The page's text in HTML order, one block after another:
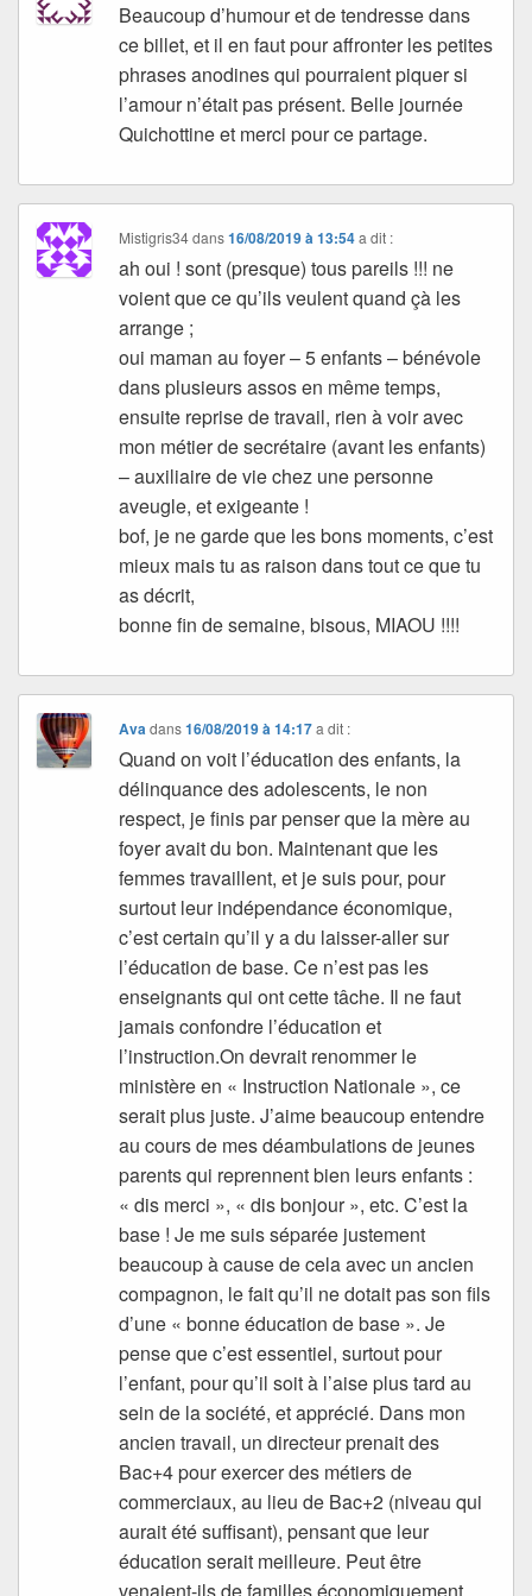
Beaucoup d’humour et de tendresse dans
ce billet, et il en faut pour affronter les petites
phrases anodines qui pourraient piquer si
l’amour n’était pas présent. Belle journée
Quichottine et merci pour ce partage.
Mistigris34dans16/08/2019 à 13:54 a dit :
ah oui ! sont (presque) tous pareils !!! ne
voient que ce qu’ils veulent quand çà les
arrange ;
oui maman au foyer – 5 enfants – bénévole
dans plusieurs assos en même temps,
ensuite reprise de travail, rien à voir avec
mon métier de secrétaire (avant les enfants)
– auxiliaire de vie chez une personne
aveugle, et exigeante !
bof, je ne garde que les bons moments, c’est
mieux mais tu as raison dans tout ce que tu
as décrit,
bonne fin de semaine, bisous, MIAOU !!!!
Avadans16/08/2019 à 14:17 a dit :
Quand on voit l’éducation des enfants, la
délinquance des adolescents, le non
respect, je finis par penser que la mère au
foyer avait du bon. Maintenant que les
femmes travaillent, et je suis pour, pour
surtout leur indépendance économique,
c’est certain qu’il y a du laisser-aller sur
l’éducation de base. Ce n’est pas les
enseignants qui ont cette tâche. Il ne faut
jamais confondre l’éducation et
l’instruction.On devrait renommer le
ministère en « Instruction Nationale », ce
serait plus juste. J’aime beaucoup entendre
au cours de mes déambulations de jeunes
parents qui reprennent bien leurs enfants :
« dis merci », « dis bonjour », etc. C’est la
base ! Je me suis séparée justement
beaucoup à cause de cela avec un ancien
compagnon, le fait qu’il ne dotait pas son fils
d’une « bonne éducation de base ». Je
pense que c’est essentiel, surtout pour
l’enfant, pour qu’il soit à l’aise plus tard au
sein de la société, et apprécié. Dans mon
ancien travail, un directeur prenait des
Bac+4 pour exercer des métiers de
commerciaux, au lieu de Bac+2 (niveau qui
aurait été suffisant), pensant que leur
éducation serait meilleure. Peut être